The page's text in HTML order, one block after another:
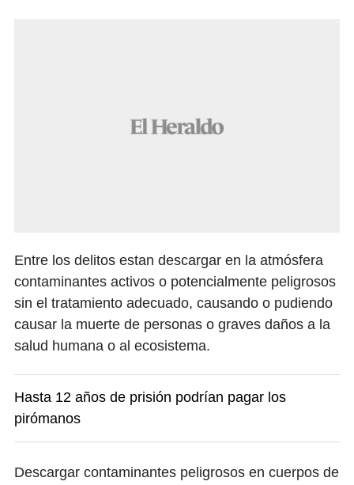
Entre los delitos estan descargar en la atmósfera
contaminantes activos o potencialmente peligrosos
sin el tratamiento adecuado, causando o pudiendo
causar la muerte de personas o graves daños a la
salud humana o al ecosistema.
Hasta 12 años de prisión podrían pagar los
pirómanos
Descargar contaminantes peligrosos en cuerpos de